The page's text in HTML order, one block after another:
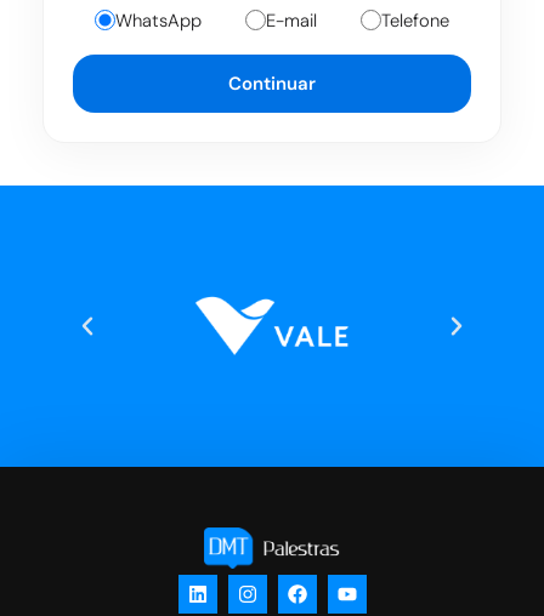
WhatsApp E-mail Telefone
Continuar